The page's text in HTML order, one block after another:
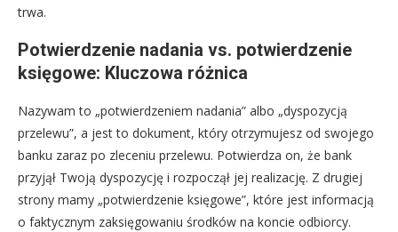
trwa.
Potwierdzenie nadania vs. potwierdzenie
księgowe: Kluczowa różnica
Nazywam to „potwierdzeniem nadania” albo „dyspozycją
przelewu”, a jest to dokument, który otrzymujesz od swojego
banku zaraz po zleceniu przelewu. Potwierdza on, że bank
przyjął Twoją dyspozycję i rozpoczął jej realizację. Z drugiej
strony mamy „potwierdzenie księgowe”, które jest informacją
o faktycznym zaksięgowaniu środków na koncie odbiorcy.